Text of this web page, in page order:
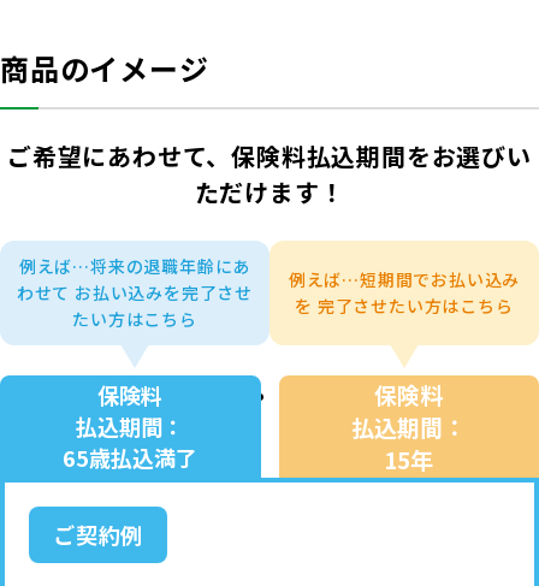
商品のイメージ
ご希望にあわせて、保険料払込期間をお選びい
ただけます！
例えば…将来の退職年齢にあ
わせて お払い込みを完了させ
たい方はこちら
例えば…短期間でお払い込み
を 完了させたい方はこちら
保険料
払込期間：
65歳払込満了
保険料
払込期間：
15年
ご契約例